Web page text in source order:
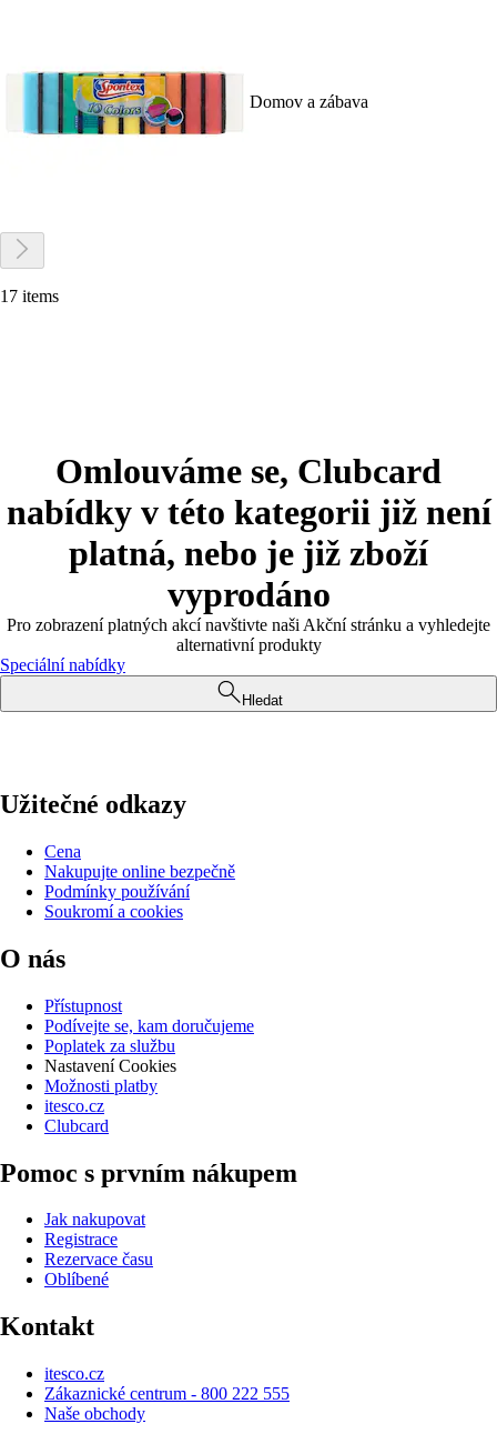
Domov a zábava
17 items
Omlouváme se, Clubcard
nabídky v této kategorii již není
platná, nebo je již zboží
vyprodáno
Pro zobrazení platných akcí navštivte naši Akční stránku a vyhledejte
alternativní produkty
Speciální nabídky
Hledat
Užitečné odkazy
Cena
Nakupujte online bezpečně
Podmínky používání
Soukromí a cookies
O nás
Přístupnost
Podívejte se, kam doručujeme
Poplatek za službu
Nastavení Cookies
Možnosti platby
itesco.cz
Clubcard
Pomoc s prvním nákupem
Jak nakupovat
Registrace
Rezervace času
Oblíbené
Kontakt
itesco.cz
Zákaznické centrum - 800 222 555
Naše obchody